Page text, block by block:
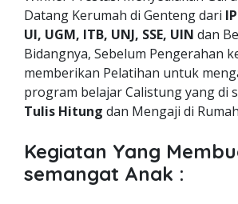
Datang Kerumah di Genteng dari
UI, UGM, ITB, UNJ, SSE, UIN dan
Bidangnya, Sebelum Pengerahan
memberikan Pelatihan untuk
program belajar Calistung yang di
Tulis Hitung dan Mengaji di
Kegiatan Yang
semangat Anak :